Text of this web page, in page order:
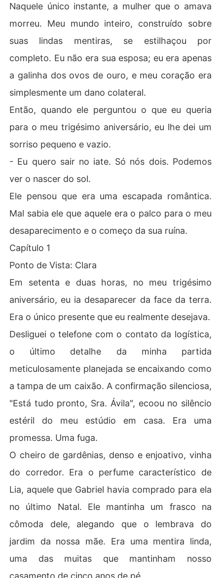
Naquele único instante, a mulher que o amava
morreu. Meu mundo inteiro, construído sobre
suas lindas mentiras, se estilhaçou por
completo. Eu não era sua esposa; eu era apenas
a galinha dos ovos de ouro, e meu coração era
simplesmente um dano colateral.
Então, quando ele perguntou o que eu queria
para o meu trigésimo aniversário, eu lhe dei um
sorriso pequeno e vazio.
- Eu quero sair no iate. Só nós dois. Podemos
ver o nascer do sol.
Ele pensou que era uma escapada romântica.
Mal sabia ele que aquele era o palco para o meu
desaparecimento e o começo da sua ruína.
Capítulo 1
Ponto de Vista: Clara
Em setenta e duas horas, no meu trigésimo
aniversário, eu ia desaparecer da face da terra.
Era o único presente que eu realmente desejava.
Desliguei o telefone com o contato da logística,
o último detalhe da minha partida
meticulosamente planejada se encaixando como
a tampa de um caixão. A confirmação silenciosa,
"Está tudo pronto, Sra. Ávila", ecoou no silêncio
estéril do meu estúdio em casa. Era uma
promessa. Uma fuga.
O cheiro de gardênias, denso e enjoativo, vinha
do corredor. Era o perfume característico de
Lia, aquele que Gabriel havia comprado para ela
no último Natal. Ele mantinha um frasco na
cômoda dele, alegando que o lembrava do
jardim da nossa mãe. Era uma mentira linda,
uma das muitas que mantinham nosso
casamento de cinco anos de pé.